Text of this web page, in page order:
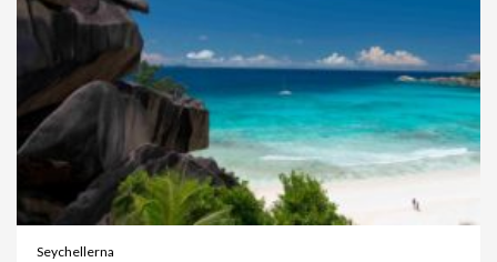
Seychellerna